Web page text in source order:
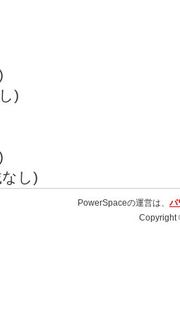
)
し)
PowerSpaceの運営は、 パ
Copyright